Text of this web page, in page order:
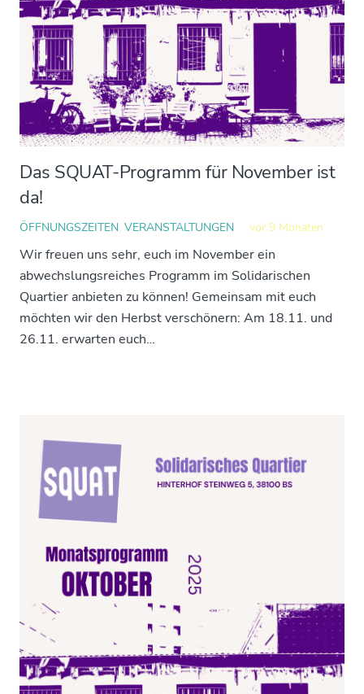
Das SQUAT-Programm für November ist
da!
ÖFFNUNGSZEITEN, VERANSTALTUNGEN vor 9 Monaten
Wir freuen uns sehr, euch im November ein
abwechslungsreiches Programm im Solidarischen
Quartier anbieten zu können! Gemeinsam mit euch
möchten wir den Herbst verschönern: Am 18.11. und
26.11. erwarten euch…